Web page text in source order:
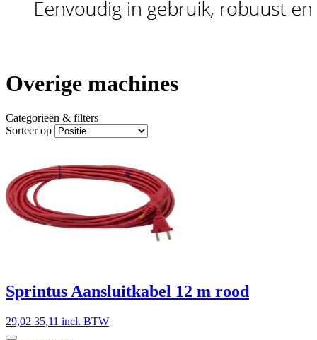
Overige machines
Categorieën & filters
Sorteer op
Sprintus Aansluitkabel 12 m rood
29,02 35,11 incl. BTW